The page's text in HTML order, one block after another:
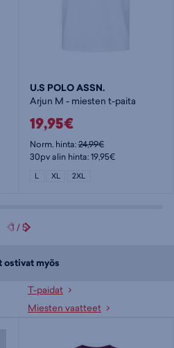
U.S POLO ASSN.
Arjun M - miesten t-paita
19,95€
Norm. hinta:24,99€
30pv alin hinta: 19,95€
L XL 2XL
1 /5
ostivat myös
T-paidat
Miesten vaatteet